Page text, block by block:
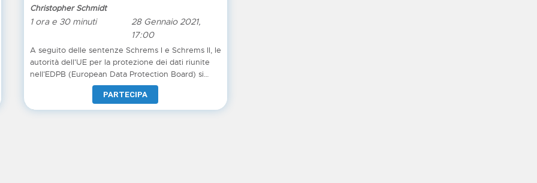
Christopher Schmidt
1 ora e 30 minuti
28 Gennaio 2021,
17:00
A seguito delle sentenze Schrems I e Schrems II, le
autorità dell'UE per la protezione dei dati riunite
nell'EDPB (European Data Protection Board) si
sono ispirate alla giurisprudenza di due massime
corti di giustizia in Europa per identificare le
Garanzie Essenziali Europee, che devono essere
PARTECIPA